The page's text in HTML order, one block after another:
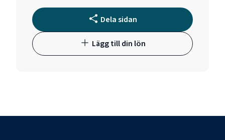
Dela sidan
Lägg till din lön